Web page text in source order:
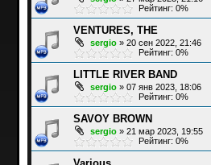
Рейтинг: 0%
VENTURES, THE
sergio» 20 сен 2022, 21:46
Рейтинг: 0%
LITTLE RIVER BAND
sergio» 07 янв 2023, 18:06
Рейтинг: 0%
SAVOY BROWN
sergio» 21 мар 2023, 19:55
Рейтинг: 0%